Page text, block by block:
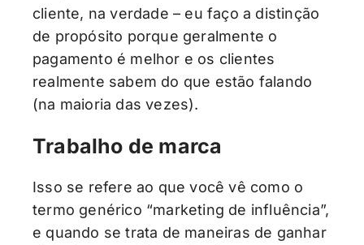
cliente, na verdade – eu faço a distinção
de propósito porque geralmente o
pagamento é melhor e os clientes
realmente sabem do que estão falando
(na maioria das vezes).
Trabalho de marca
Isso se refere ao que você vê como o
termo genérico “marketing de influência”,
e quando se trata de maneiras de ganhar